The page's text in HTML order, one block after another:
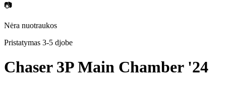
📷
Nėra nuotraukos
Pristatymas 3-5 djobe
Chaser 3P Main Chamber '24